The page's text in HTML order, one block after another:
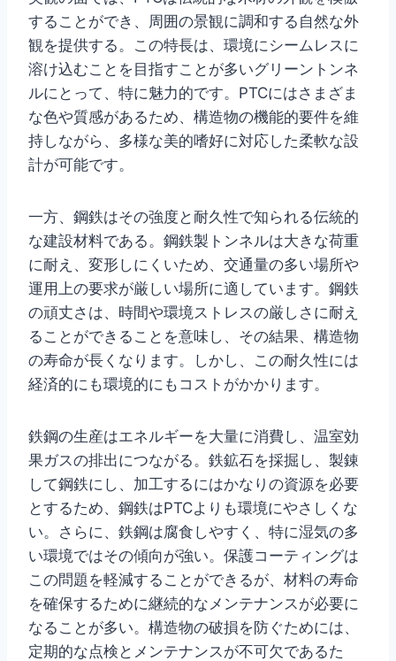
することができ、周囲の景観に調和する自然な外
観を提供する。この特長は、環境にシームレスに
溶け込むことを目指すことが多いグリーントンネ
ルにとって、特に魅力的です。PTCにはさまざま
な色や質感があるため、構造物の機能的要件を維
持しながら、多様な美的嗜好に対応した柔軟な設
計が可能です。
一方、鋼鉄はその強度と耐久性で知られる伝統的
な建設材料である。鋼鉄製トンネルは大きな荷重
に耐え、変形しにくいため、交通量の多い場所や
運用上の要求が厳しい場所に適しています。鋼鉄
の頑丈さは、時間や環境ストレスの厳しさに耐え
ることができることを意味し、その結果、構造物
の寿命が長くなります。しかし、この耐久性には
経済的にも環境的にもコストがかかります。
鉄鋼の生産はエネルギーを大量に消費し、温室効
果ガスの排出につながる。鉄鉱石を採掘し、製錬
して鋼鉄にし、加工するにはかなりの資源を必要
とするため、鋼鉄はPTCよりも環境にやさしくな
い。さらに、鉄鋼は腐食しやすく、特に湿気の多
い環境ではその傾向が強い。保護コーティングは
この問題を軽減することができるが、材料の寿命
を確保するために継続的なメンテナンスが必要に
なることが多い。構造物の破損を防ぐためには、
定期的な点検とメンテナンスが不可欠であるた